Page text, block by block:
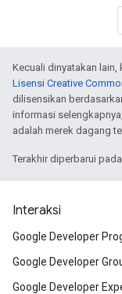
Kecuali dinyatakan
Lisensi Creative
dilisensikan
informasi
adalah merek dagang
Terakhir diperbarui
Interaksi
Google Developer
Google Developer
Google Developer